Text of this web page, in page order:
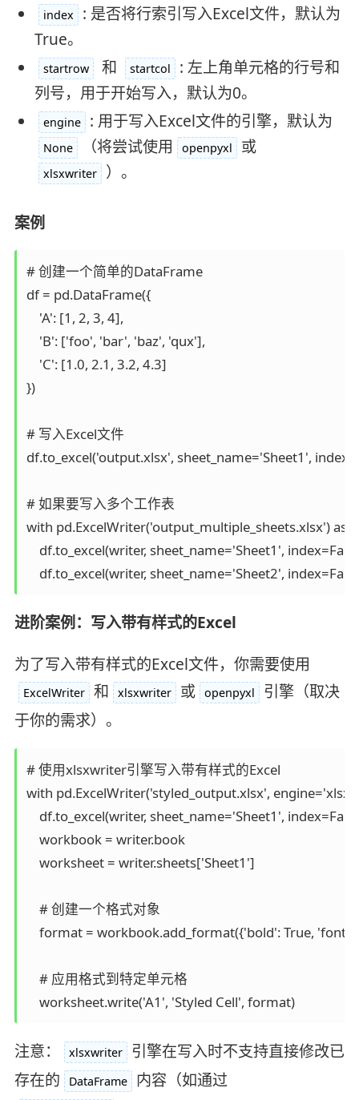
index
: 是否将行索引写入Excel文件，默认为
True。
startrow 和 startcol
: 左上角单元格的行号和
列号，用于开始写入，默认为0。
engine : 用于写入Excel文件的引擎，默认为
None （将尝试使用 openpyxl 或
xlsxwriter ）。
案例
# 创建一个简单的DataFrame
df = pd.DataFrame({
    'A': [1, 2, 3, 4],
    'B': ['foo', 'bar', 'baz', 'qux'],
    'C': [1.0, 2.1, 3.2, 4.3]
})
# 写入Excel文件
df.to_excel('output.xlsx', sheet_name='Sheet1',
# 如果要写入多个工作表
with pd.ExcelWriter('output_multiple_sheets.xlsx') as
df.to_excel(writer, sheet_name='Sheet1',
df.to_excel(writer, sheet_name='Sheet2',
进阶案例：写入带有样式的Excel
为了写入带有样式的Excel文件，你需要使用
ExcelWriter 和 xlsxwriter 或 openpyxl
引擎（取决
于你的需求）。
# 使用xlsxwriter引擎写入带有样式的Excel
with pd.ExcelWriter('styled_output.xlsx',
df.to_excel(writer, sheet_name='Sheet1',
    workbook = writer.book
    worksheet = writer.sheets['Sheet1']
    # 创建一个格式对象
format = workbook.add_format({'bold': True,
    # 应用格式到特定单元格
    worksheet.write('A1', 'Styled Cell', format)
注意： xlsxwriter
引擎在写入时不支持直接修改已
存在的
DataFrame
内容（如通过